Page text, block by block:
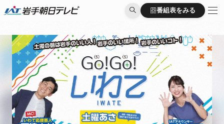
番組表をみる
番組表をみる